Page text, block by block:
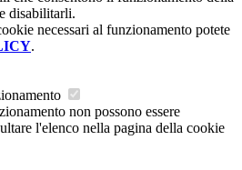
disabilitarli.
necessari al funzionamento potete
.
non possono essere
l'elenco nella pagina della cookie